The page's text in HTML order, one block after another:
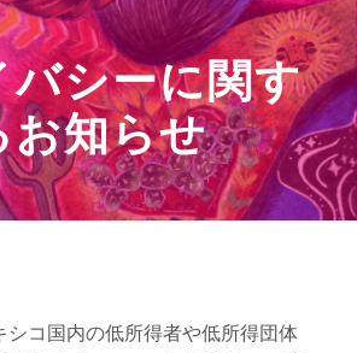
バシーに関す
お知らせ
コ国内の低所得者や低所得団体